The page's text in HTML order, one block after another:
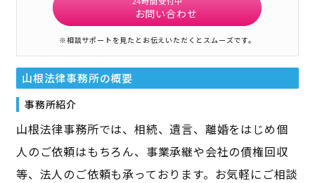
お問い合わせ
※相談サポートを見たとお伝えいただくとスムーズです。
山根法律事務所の概要
事務所紹介
山根法律事務所では、相続、遺言、離婚をはじめ個
人のご依頼はもちろん、事業承継や会社の債権回収
等、法人のご依頼も承っております。お気軽にご相談